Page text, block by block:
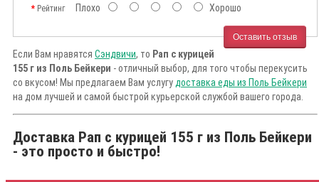
РейтингПлохо Хорошо
Оставить отзыв
Если Вам нравятся Сэндвичи, то Рап с курицей
155 г из Поль Бейкери - отличный выбор, для того чтобы перекусить
со вкусом! Мы предлагаем Вам услугу доставка еды из Поль Бейкери
на дом лучшей и самой быстрой курьерской службой вашего города.
Доставка Рап с курицей 155 г из Поль Бейкери
- это просто и быстро!